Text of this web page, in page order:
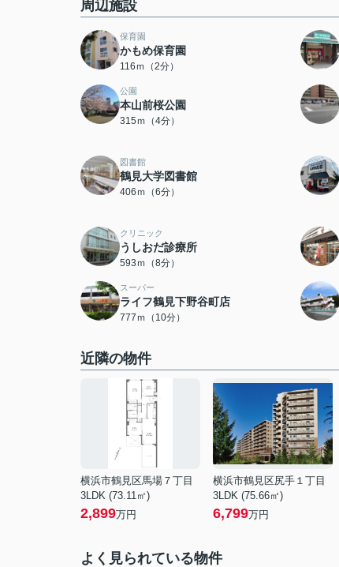
周辺施設
保育園
かもめ保育園
116ｍ（2分）
公園
本山前桜公園
315ｍ（4分）
図書館
鶴見大学図書館
406ｍ（6分）
クリニック
うしおだ診療所
593ｍ（8分）
スーパー
ライフ鶴見下野谷町店
777ｍ（10分）
近隣の物件
横浜市鶴見区馬場７丁目
3LDK (73.11㎡)
2,899万円
横浜市鶴見区尻手１丁目
3LDK (75.66㎡)
6,799万円
よく見られている物件